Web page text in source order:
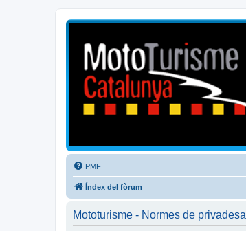
Mototurisme
Turisme en moto en català
PMF
Índex del fòrum
Mototurisme - Normes de privadesa